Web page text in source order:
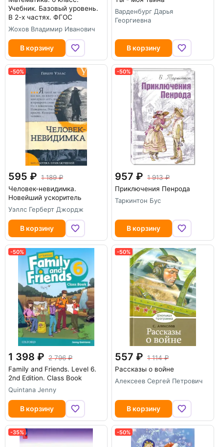
Учебник. Базовый уровень.
В 2-х частях. ФГОС
Жохов Владимир Иванович
В корзину
Варденбург Дарья
Георгиевна
В корзину
-50%
595
1 189
Человек-невидимка.
Новейший ускоритель
Уэллс Герберт Джордж
В корзину
-50%
957
1 913
Приключения Пенрода
Таркинтон Бус
В корзину
-50%
1 398
2 796
Family and Friends. Level 6.
2nd Edition. Class Book
Quintana Jenny
В корзину
-50%
-50%
557
1 114
Рассказы о войне
Алексеев Сергей Петрович
В корзину
-35% -50%